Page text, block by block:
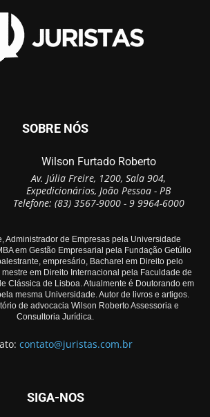
SOBRE NÓS
Wilson Furtado Roberto
Av. Júlia Freire, 1200, Sala 904,
Expedicionários, João Pessoa - PB
Telefone: (83) 3567-9000 - 9 9964-6000
Administrador de Empresas pela Universidade
em Gestão Empresarial pela Fundação Getúlio
empresário, Bacharel em Direito pelo
em Direito Internacional pela Faculdade de
Clássica de Lisboa. Atualmente é Doutorando em
mesma Universidade. Autor de livros e artigos.
de advocacia Wilson Roberto Assessoria e
Consultoria Jurídica.
contato@juristas.com.br
SIGA-NOS